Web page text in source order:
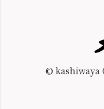
© kashiwaya